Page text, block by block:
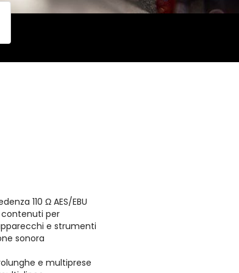
110 Ω AES/EBU
per
e strumenti
sonora
e multiprese